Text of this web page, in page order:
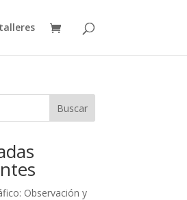
Buscar
Observación y